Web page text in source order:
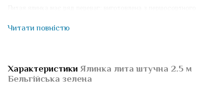
Безпечна. Не викликає алергії. Без запаху. Створена з
підтверджений сертифікатом якості
Гілочки не прогинаються від ваги іграшок завдяки
Читати повністю
Характеристики Ялинка лита штучна 2.5 м
Бельгійська зелена